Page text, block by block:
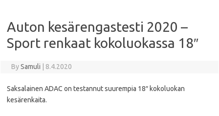
Auton kesärengastesti 2020 –
Sport renkaat kokoluokassa 18″
BySamuli 8.4.2020
Saksalainen ADAC on testannut suurempia 18″ kokoluokan
kesärenkaita.